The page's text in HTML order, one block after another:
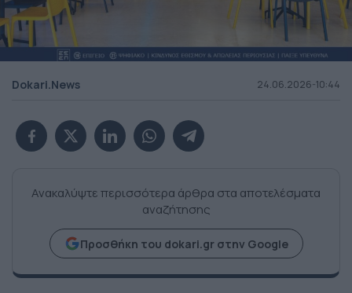
Dokari.News 24.06.2026-10:44
Ανακαλύψτε περισσότερα άρθρα στα αποτελέσματα
αναζήτησης
Προσθήκη του dokari.gr στην Google